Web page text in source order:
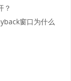
？
窗口为什么